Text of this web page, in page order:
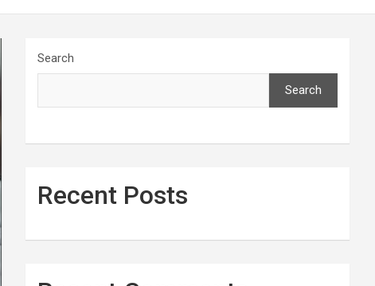
Search
Search
Recent Posts